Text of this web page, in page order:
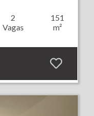
2
Vagas
151
m²